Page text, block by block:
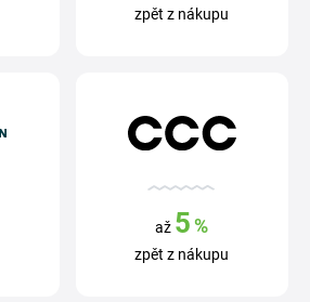
zpět z nákupu
až 5 %
zpět z nákupu